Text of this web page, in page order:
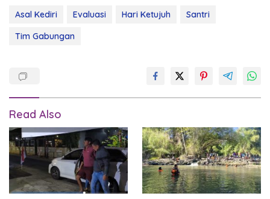
Asal Kediri Evaluasi Hari Ketujuh
Santri
Tim Gabungan
Read Also